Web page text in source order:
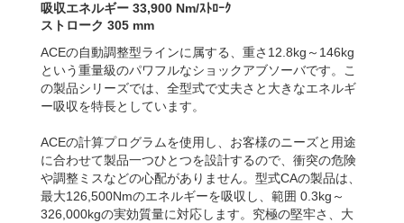
定
吸収エネルギー 33,900 Nm/ｽﾄﾛｰｸ
ストローク 305 mm
ACEの自動調整型ラインに属する、重さ12.8kg～146kg
という重量級のパワフルなショックアブソーバです。こ
の製品シリーズでは、全型式で丈夫さと大きなエネルギ
ー吸収を特長としています。
ACEの計算プログラムを使用し、お客様のニーズと用途
に合わせて製品一つひとつを設計するので、衝突の危険
や調整ミスなどの心配がありません。型式CAの製品は、
最大126,500Nmのエネルギーを吸収し、範囲 0.3kg～
326,000kgの実効質量に対応します。究極の堅牢さ、大